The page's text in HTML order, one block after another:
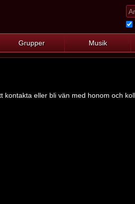
Grupper Musik
eller bli vän med honom och